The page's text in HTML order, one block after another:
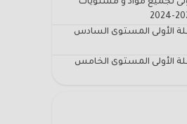
لجميع مواد و مستويات
الأولى المستوى السادس
الأولى المستوى الخامس